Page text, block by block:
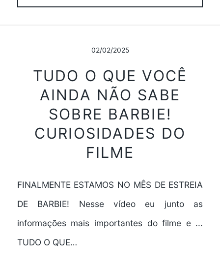
02/02/2025
TUDO O QUE VOCÊ
AINDA NÃO SABE
SOBRE BARBIE!
CURIOSIDADES DO
FILME
FINALMENTE ESTAMOS NO MÊS DE ESTREIA
DE BARBIE! Nesse vídeo eu junto as
informações mais importantes do filme e ...
TUDO O QUE…